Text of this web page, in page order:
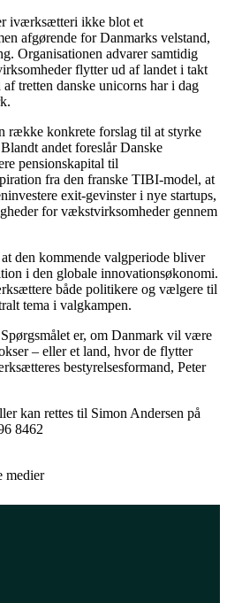
iværksætteri ikke blot et
afgørende for Danmarks velstand,
Organisationen advarer samtidig
flytter ud af landet i takt
tretten danske unicorns har i dag
række konkrete forslag til at styrke
andet foreslår Danske
pensionskapital til
fra den franske TIBI-model, at
exit-gevinster i nye startups,
for vækstvirksomheder gennem
den kommende valgperiode bliver
i den globale innovationsøkonomi.
både politikere og vælgere til
tema i valgkampen.
er, om Danmark vil være
– eller et land, hvor de flytter
bestyrelsesformand, Peter
kan rettes til Simon Andersen på
8462
medier